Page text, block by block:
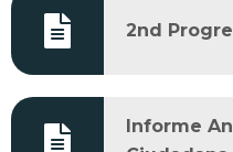
2nd
Informe